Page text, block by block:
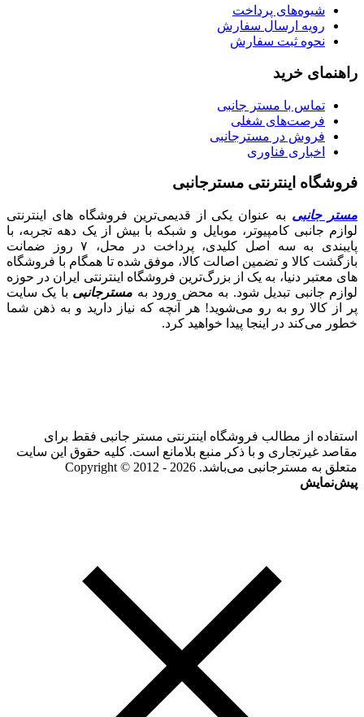
شیوه‌های پرداخت
رویه ارسال سفارش
نحوه ثبت سفارش
راهنمای خرید
تماس با مستر جانبی
فرصت‌های شغلی
فروش در مسترجانبی
اخباری فناوری
فروشگاه اینترنتی مسترجانبی
مستر جانبی به عنوان یکی از قدیمی‌ترین فروشگاه های اینترنتی
لوازم جانبی کامپیوتر، موبایل و شبکه با بیش از یک دهه تجربه، با
پایبندی به سه اصل کلیدی، پرداخت در محل، ۷ روز ضمانت
بازگشت کالا و تضمین اصالت کالا، موفق شده تا همگام با فروشگاه‌
های معتبر دنیا، به یک از بزرگ‌ترین فروشگاه اینترنتی ایران در حوزه
لوازم جانبی تبدیل شود. به محض ورود به مسترجانبی با یک سایت
پر از کالا رو به رو می‌شوید! هر آنچه که نیاز دارید و به ذهن شما
خطور می‌کند در اینجا پیدا خواهید کرد.
استفاده از مطالب فروشگاه اینترنتی مستر جانبی فقط برای
مقاصد غیرتجاری و با ذکر منبع بلامانع است. کلیه حقوق این سایت
متعلق به مسترجانبی می‌باشد. Copyright © 2012 - 2026
پیش‌نمایش